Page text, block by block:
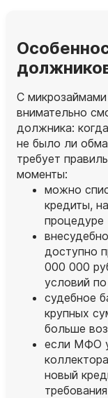
С
внимательно
должника:
не было ли
требует
моменты:
можно
кредиты,
процедуре
доступно
000 000
условий
судебное
крупных
больше
если МФО
новый